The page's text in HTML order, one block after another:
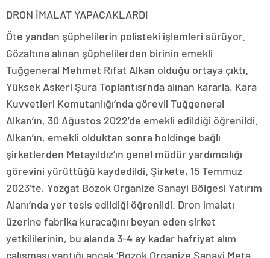
DRON İMALAT YAPACAKLARDI
Öte yandan şüphelilerin polisteki işlemleri sürüyor.
Gözaltına alınan şüphelilerden birinin emekli
Tuğgeneral Mehmet Rıfat Alkan olduğu ortaya çıktı.
Yüksek Askeri Şura Toplantısı’nda alınan kararla, Kara
Kuvvetleri Komutanlığı’nda görevli Tuğgeneral
Alkan’ın, 30 Ağustos 2022’de emekli edildiği öğrenildi.
Alkan’ın, emekli olduktan sonra holdinge bağlı
şirketlerden Metayıldız’ın genel müdür yardımcılığı
görevini yürüttüğü kaydedildi. Şirkete, 15 Temmuz
2023’te, Yozgat Bozok Organize Sanayi Bölgesi Yatırım
Alanı’nda yer tesis edildiği öğrenildi. Dron imalatı
üzerine fabrika kuracağını beyan eden şirket
yetkililerinin, bu alanda 3-4 ay kadar hafriyat alım
çalışması yaptığı ancak ‘Bozok Organize Sanayi Meta